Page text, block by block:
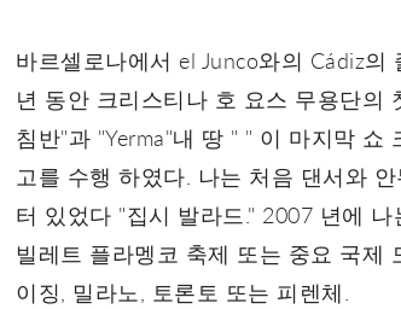
바르셀로나에서 el Junco와의 Cádiz
년 동안 크리스티나 호 요스 무용단의
침반"과 "Yerma"내 땅 " " 이 마지막
고를 수행 하였다. 나는 처음 댄서와
터 있었다 "집시 발라드." 2007 년에
빌레트 플라멩코 축제 또는 중요 국제
이징, 밀라노, 토론토 또는 피렌체.